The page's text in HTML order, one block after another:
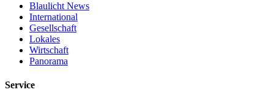
Blaulicht News
International
Gesellschaft
Lokales
Wirtschaft
Panorama
Service